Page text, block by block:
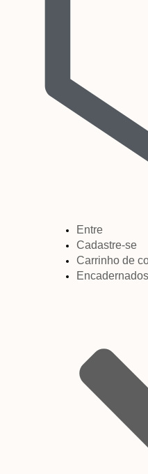
Entre
Cadastre-se
Carrinho de
Encadernados